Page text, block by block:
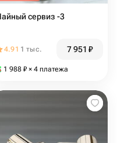
сервиз -3
4.91 1 тыс. 7 951 ₽
1 988 ₽ × 4 платежа